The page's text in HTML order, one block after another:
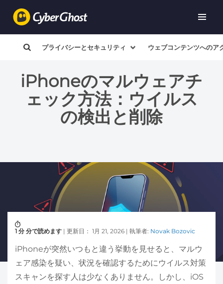
プライバシーとセキュリティ ウェブコンテンツへのア
iPhoneのマルウェアチ
ェック方法：ウイルス
の検出と削除
1 分 分で読めます | 更新日： 1月 21, 2026 | 執筆者: Novak Bozovic
iPhoneが突然いつもと違う挙動を見せると、マルウ
ェア感染を疑い、状況を確認するためにウイルス対策
スキャンを探す人は少なくありません。しかし、iOS